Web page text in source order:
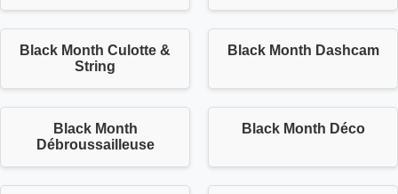
Black Month Culotte &
String
Black Month Dashcam
Black Month
Débroussailleuse
Black Month Déco